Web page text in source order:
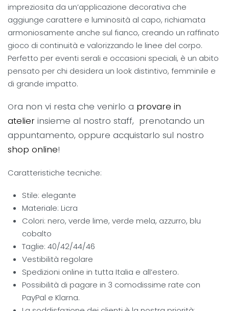
impreziosita da un’applicazione decorativa che
aggiunge carattere e luminosità al capo, richiamata
armoniosamente anche sul fianco, creando un raffinato
gioco di continuità e valorizzando le linee del corpo.
Perfetto per eventi serali e occasioni speciali, è un abito
pensato per chi desidera un look distintivo, femminile e
di grande impatto.
Ora non vi resta che venirlo a provare in
atelier insieme al nostro staff, prenotando un
appuntamento, oppure acquistarlo sul nostro
shop online!
Caratteristiche tecniche:
Stile: elegante
Materiale: Licra
Colori: nero, verde lime, verde mela, azzurro, blu
cobalto
Taglie: 40/42/44/46
Vestibilità regolare
Spedizioni online in tutta Italia e all’estero.
Possibilità di pagare in 3 comodissime rate con
PayPal e Klarna.